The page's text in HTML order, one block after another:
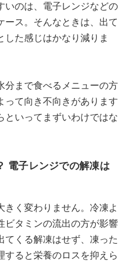
いのは、電子レンジなどの
ース。そんなときは、出て
した感じはかなり減りま
分まで食べるメニューの方
って向き不向きがあります
といってまずいわけではな
電子レンジでの解凍は
く変わりません。冷凍よ
ビタミンの流出の方が影響
てくる解凍はせず、凍った
すると栄養のロスを抑えら